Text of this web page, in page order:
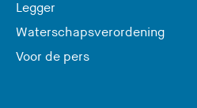
Legger
Waterschapsverordening
Voor de pers